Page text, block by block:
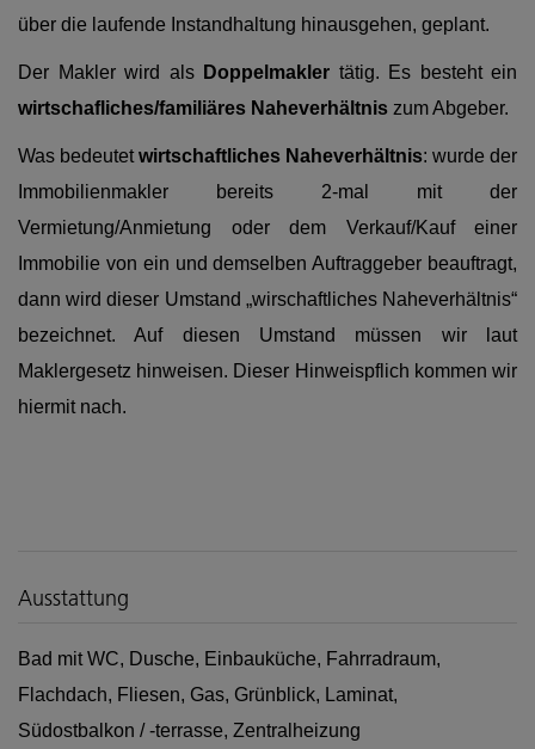
über die laufende Instandhaltung hinausgehen, geplant.
Der Makler wird als Doppelmakler tätig. Es besteht ein
wirtschafliches/familiäres Naheverhältnis zum Abgeber.
Was bedeutetwirtschaftliches Naheverhältnis: wurde der
Immobilienmakler bereits 2-mal mit der
Vermietung/Anmietung oder dem Verkauf/Kauf einer
Immobilie von ein und demselben Auftraggeber beauftragt,
dann wird dieser Umstand „wirschaftliches Naheverhältnis“
bezeichnet. Auf diesen Umstand müssen wir laut
Maklergesetz hinweisen. Dieser Hinweispflich kommen wir
hiermit nach.
Ausstattung
Bad mit WC Dusche Einbauküche
Fahrradraum
Flachdach
Fliesen Gas Grünblick
Laminat
Südostbalkon / -terrasse Zentralheizung